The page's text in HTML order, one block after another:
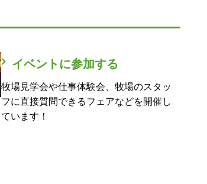
イベントに参加する
牧場見学会や仕事体験会、牧場のスタッ
フに直接質問できるフェアなどを開催し
ています！